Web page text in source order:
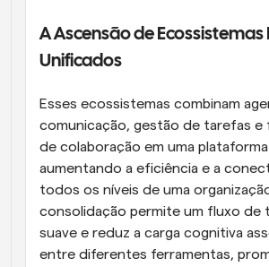
A Ascensão de Ecossistemas
Unificados
Esses ecossistemas combinam
comunicação, gestão de tarefas e
de colaboração em uma
aumentando a eficiência e a
todos os níveis de uma
consolidação permite um fluxo de
suave e reduz a carga cognitiva
entre diferentes ferramentas,